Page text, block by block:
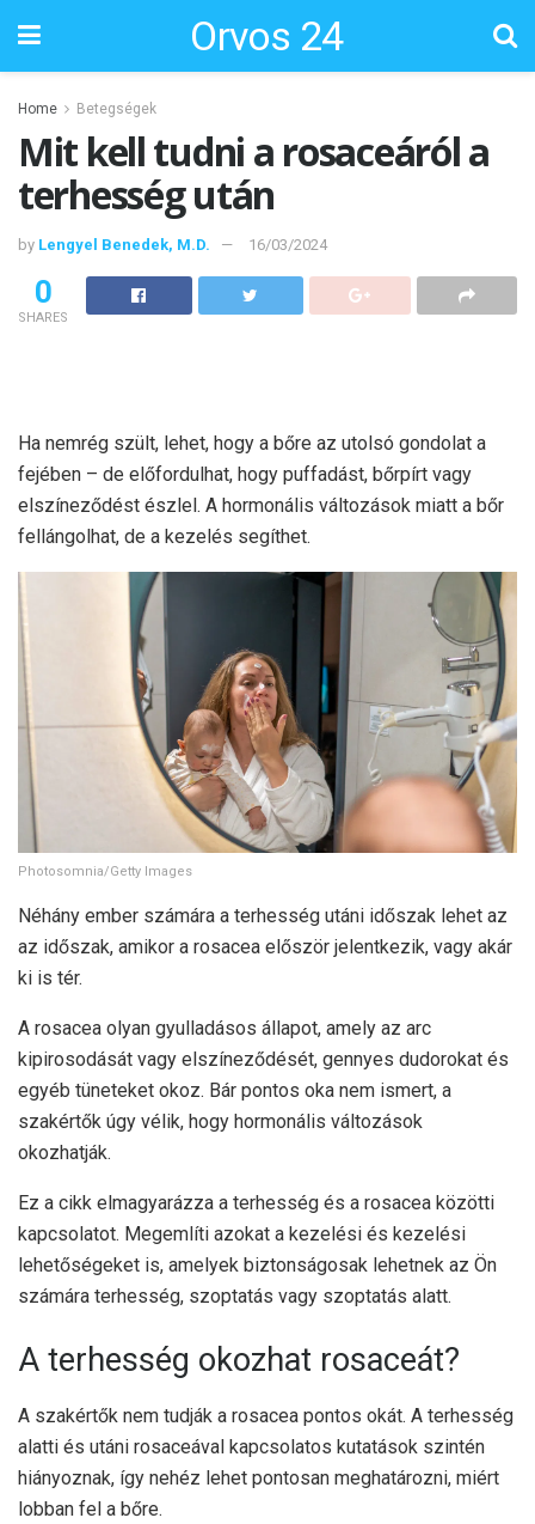
Orvos 24
Home Betegségek
Mit kell tudni a rosaceáról a
terhesség után
by Lengyel Benedek, M.D. 16/03/2024
0
SHARES
Ha nemrég szült, lehet, hogy a bőre az utolsó gondolat a
fejében – de előfordulhat, hogy puffadást, bőrpírt vagy
elszíneződést észlel. A hormonális változások miatt a bőr
fellángolhat, de a kezelés segíthet.
Photosomnia/Getty Images
Néhány ember számára a terhesség utáni időszak lehet az
az időszak, amikor a rosacea először jelentkezik, vagy akár
ki is tér.
A rosacea olyan gyulladásos állapot, amely az arc
kipirosodását vagy elszíneződését, gennyes dudorokat és
egyéb tüneteket okoz. Bár pontos oka nem ismert, a
szakértők úgy vélik, hogy hormonális változások
okozhatják.
Ez a cikk elmagyarázza a terhesség és a rosacea közötti
kapcsolatot. Megemlíti azokat a kezelési és kezelési
lehetőségeket is, amelyek biztonságosak lehetnek az Ön
számára terhesség, szoptatás vagy szoptatás alatt.
A terhesség okozhat rosaceát?
A szakértők nem tudják a rosacea pontos okát. A terhesség
alatti és utáni rosaceával kapcsolatos kutatások szintén
hiányoznak, így nehéz lehet pontosan meghatározni, miért
lobban fel a bőre.